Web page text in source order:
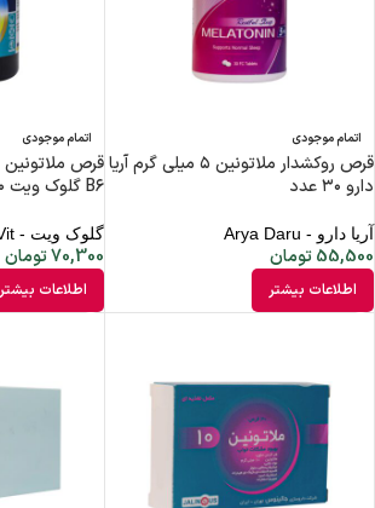
اتمام موجودی
قرص روکشدار ملاتونین ۵ میلی گرم آریا
دارو ۳۰ عدد
آریا دارو - Arya Daru
55,500تومان
اطلاعات بیشتر
اتمام موجودی
B۶ گلوک ویت ۳۰ عدد
گلوک ویت - Gluck Vit
70,300تومان
اطلاعات بیشتر